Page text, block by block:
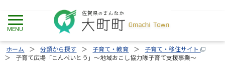
ホーム 分類から探す 子育て・教育
子育て・移住サイト
子育て広場「こんぺいとう」～地域おこし協力隊子育て支援事業～